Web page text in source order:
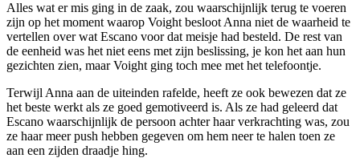
Alles wat er mis ging in de zaak, zou waarschijnlijk terug te voeren
zijn op het moment waarop Voight besloot Anna niet de waarheid te
vertellen over wat Escano voor dat meisje had besteld. De rest van
de eenheid was het niet eens met zijn beslissing, je kon het aan hun
gezichten zien, maar Voight ging toch mee met het telefoontje.
Terwijl Anna aan de uiteinden rafelde, heeft ze ook bewezen dat ze
het beste werkt als ze goed gemotiveerd is. Als ze had geleerd dat
Escano waarschijnlijk de persoon achter haar verkrachting was, zou
ze haar meer push hebben gegeven om hem neer te halen toen ze
aan een zijden draadje hing.